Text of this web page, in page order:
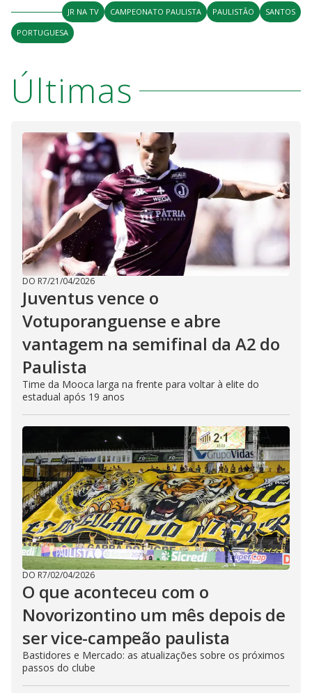
d
e
o
JR NA TV CAMPEONATO PAULISTA PAULISTÃO
SANTOS
PORTUGUESA
Últimas
DO R7/21/04/2026
Juventus vence o
Votuporanguense e abre
vantagem na semifinal da A2 do
Paulista
Time da Mooca larga na frente para voltar à elite do
estadual após 19 anos
DO R7/02/04/2026
O que aconteceu com o
Novorizontino um mês depois de
ser vice-campeão paulista
Bastidores e Mercado: as atualizações sobre os próximos
passos do clube